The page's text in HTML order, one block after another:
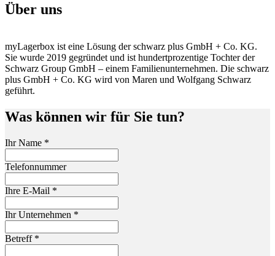
Über uns
myLagerbox ist eine Lösung der schwarz plus GmbH + Co. KG.
Sie wurde 2019 gegründet und ist hundertprozentige Tochter der
Schwarz Group GmbH – einem Familienunternehmen. Die schwarz
plus GmbH + Co. KG wird von Maren und Wolfgang Schwarz
geführt.
Was können wir für Sie tun?
Ihr Name *
Telefonnummer
Ihre E-Mail *
Ihr Unternehmen *
Betreff*